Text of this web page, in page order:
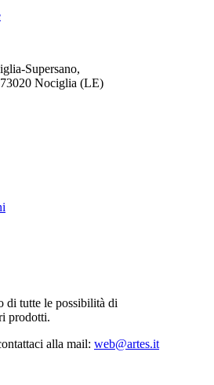
Supersano,
Nociglia (LE)
di tutte le possibilità di
prodotti.
alla mail: web@artes.it